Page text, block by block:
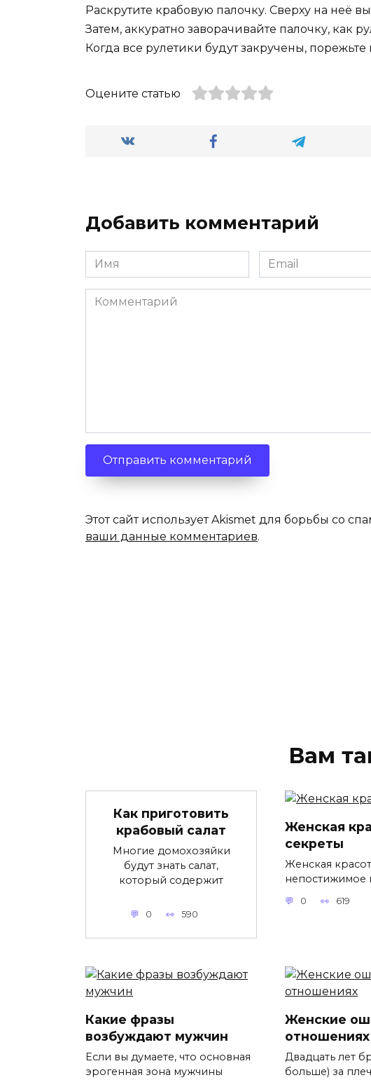
Раскрутите крабовую палочку. Сверху на неё
Затем, аккуратно заворачивайте палочку, как
Когда все рулетики будут закручены,
Оцените статью
Добавить комментарий
Имя
*
Email
*
Комментарий
Этот сайт использует Akismet для борьбы со
ваши данные комментариев.
Вам
Как приготовить
крабовый салат
Многие домохозяйки
будут знать салат,
который содержит
0 590
Женская
секреты
Женская
непостижимое
0 619
Какие фразы
возбуждают мужчин
Если вы думаете, что основная
эрогенная зона мужчины
Женские
отношениях
Двадцать лет
больше) за